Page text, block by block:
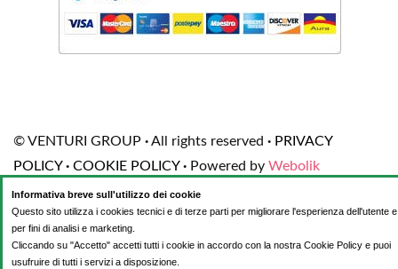
© VENTURI GROUP ·All rights reserved · PRIVACY
POLICY · COOKIE POLICY · Powered by Webolik
Informativa breve sull'utilizzo dei cookie
Questo sito utilizza i cookies tecnici e di terze parti per migliorare l'esperienza dell'utente e
per fini di analisi e marketing.
Cliccando su "Accetto" accetti tutti i cookie in accordo con la nostra Cookie Policy e puoi
usufruire di tutti i servizi a disposizione.